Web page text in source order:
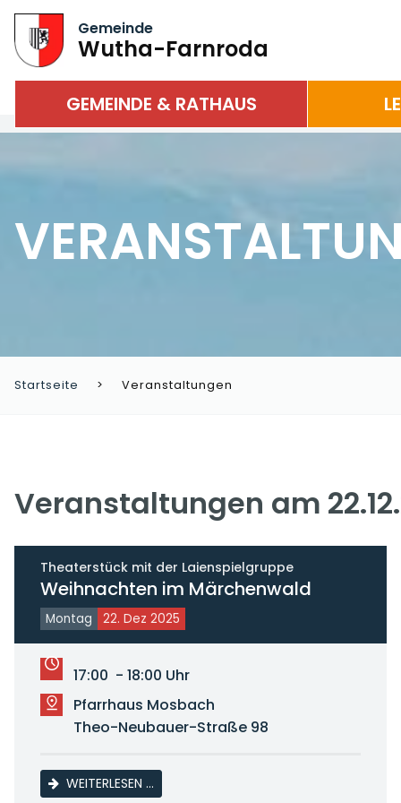
Gemeinde
Wutha-Farnroda
GEMEINDE & RATHAUS
Startseite Veranstaltungen
Veranstaltungen am
Theaterstück mit der Laienspielgruppe
Weihnachten im Märchenwald
Montag 22. Dez 2025
17:00 - 18:00 Uhr
Pfarrhaus Mosbach
Theo-Neubauer-Straße 98
WEITERLESEN …WEIHNACHTEN IM MÄRCHENWALD